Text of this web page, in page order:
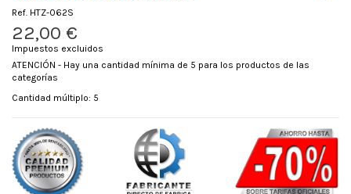
Ref. HTZ-062S
22,00 €
Impuestos excluidos
ATENCIÓN - Hay una cantidad mínima de 5 para los productos de las
categorías
Cantidad múltiplo: 5